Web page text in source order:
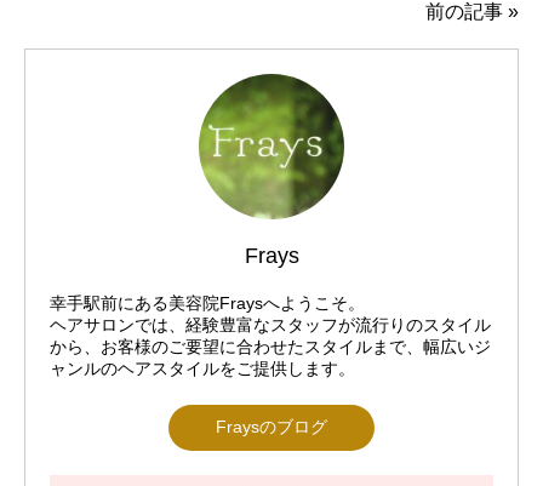
前の記事 »
Frays
幸手駅前にある美容院Fraysへようこそ。
ヘアサロンでは、経験豊富なスタッフが流行りのスタイル
から、お客様のご要望に合わせたスタイルまで、幅広いジ
ャンルのヘアスタイルをご提供します。
Fraysのブログ